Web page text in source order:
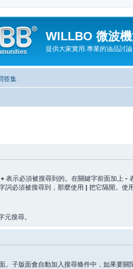
WILLBO 微波
提供大家實用.專業的油品討
答集
+ 表示必須被搜尋到的。在關鍵字前面加上 -
詞必須被搜尋到，那麼使用 | 把它隔開。使
元搜尋。
。子版面會自動加入搜尋條件中，如果要關